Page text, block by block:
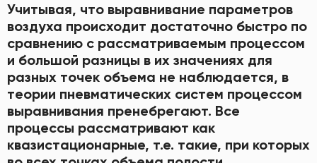
Учитывая, что выравнивание параметров
воздуха происходит достаточно быстро по
сравнению с рассматриваемым процессом
и большой разницы в их значениях для
разных точек объема не наблюдается, в
теории пневматических систем процессом
выравнивания пренебрегают. Все
процессы рассматривают как
квазистационарные, т.е. такие, при которых